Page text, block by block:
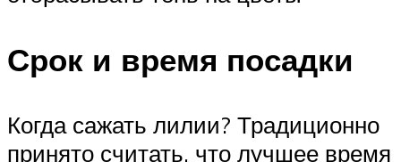
Срок и время посадки
Когда сажать лилии? Традиционно
принято считать, что лучшее время